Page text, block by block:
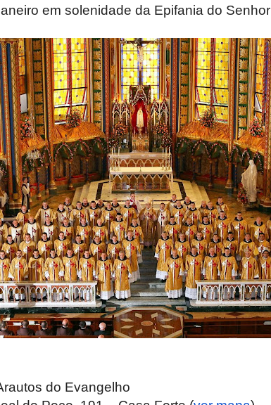
em solenidade da Epifania do Senhor
do Evangelho